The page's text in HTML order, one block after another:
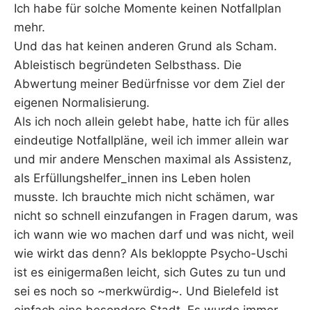
Ich habe für solche Momente keinen Notfallplan
mehr.
Und das hat keinen anderen Grund als Scham.
Ableistisch begründeten Selbsthass. Die
Abwertung meiner Bedürfnisse vor dem Ziel der
eigenen Normalisierung.
Als ich noch allein gelebt habe, hatte ich für alles
eindeutige Notfallpläne, weil ich immer allein war
und mir andere Menschen maximal als Assistenz,
als Erfüllungshelfer_innen ins Leben holen
musste. Ich brauchte mich nicht schämen, war
nicht so schnell einzufangen in Fragen darum, was
ich wann wie wo machen darf und was nicht, weil
wie wirkt das denn? Als bekloppte Psycho-Uschi
ist es einigermaßen leicht, sich Gutes zu tun und
sei es noch so ~merkwürdig~. Und Bielefeld ist